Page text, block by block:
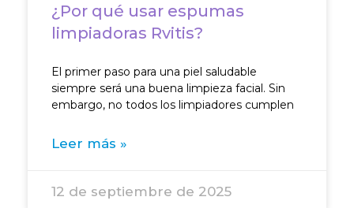
¿Por qué usar espumas
limpiadoras Rvitis?
El primer paso para una piel saludable
siempre será una buena limpieza facial. Sin
embargo, no todos los limpiadores cumplen
Leer más »
12 de septiembre de 2025